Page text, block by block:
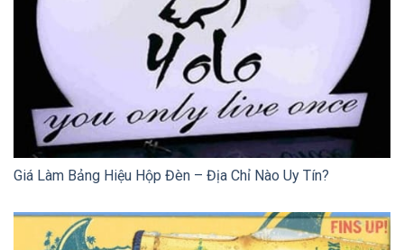
Giá Làm Bảng Hiệu Hộp Đèn – Địa Chỉ Nào Uy Tín?